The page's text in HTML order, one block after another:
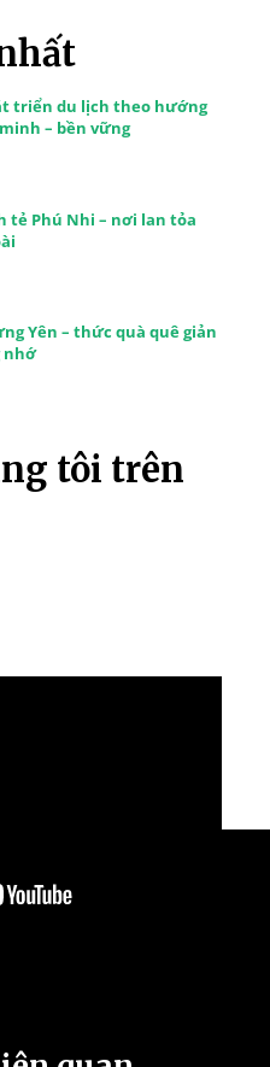
triển du lịch theo hướng
– bền vững
tẻ Phú Nhi – nơi lan tỏa
Yên – thức quà quê giản
nhớ
tôi trên